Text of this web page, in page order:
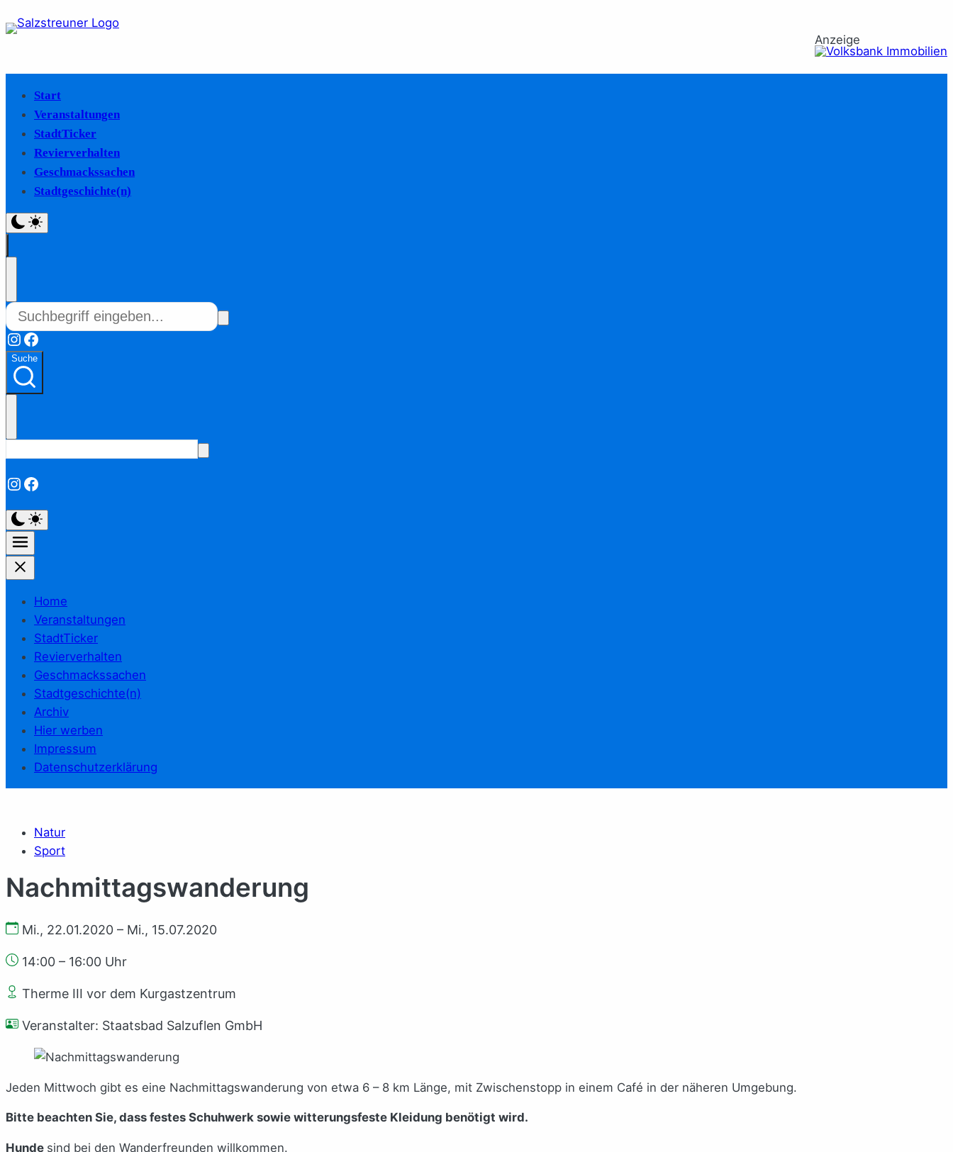
Anzeige
Start
Veranstaltungen
StadtTicker
Revierverhalten
Geschmackssachen
Stadtgeschichte(n)
Instagram
Facebook
Suche
Instagram
Facebook
Home
Veranstaltungen
StadtTicker
Revierverhalten
Geschmackssachen
Stadtgeschichte(n)
Archiv
Hier werben
Impressum
Datenschutzerklärung
Natur
Sport
Nachmittagswanderung
Mi., 22.01.2020 – Mi., 15.07.2020
14:00 – 16:00 Uhr
Therme III vor dem Kurgastzentrum
Veranstalter: Staatsbad Salzuflen GmbH
Jeden Mittwoch gibt es eine Nachmittagswanderung von etwa 6 – 8 km Länge, mit Zwischenstopp in einem Café in der näheren Umgebung.
Bitte beachten Sie, dass festes Schuhwerk sowie witterungsfeste Kleidung benötigt wird.
Hunde sind bei den Wanderfreunden willkommen.